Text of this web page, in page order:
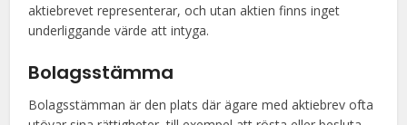
aktiebrevet representerar, och utan aktien finns inget
underliggande värde att intyga.
Bolagsstämma
Bolagsstämman är den plats där ägare med aktiebrev ofta